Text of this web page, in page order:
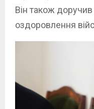
Він також
оздоровлення